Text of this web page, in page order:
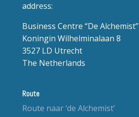
address:
Business Centre “De Alchemist”
Koningin Wilhelminalaan 8
3527 LD Utrecht
The Netherlands
Route
Route naar ‘de Alchemist’